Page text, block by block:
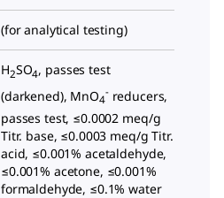
(for analytical testing)
H2SO4, passes test
(darkened), MnO4
-reducers,
passes test, ≤0.0002 meq/g
Titr. base, ≤0.0003 meq/g Titr.
acid, ≤0.001% acetaldehyde,
≤0.001% acetone, ≤0.001%
formaldehyde, ≤0.1% water